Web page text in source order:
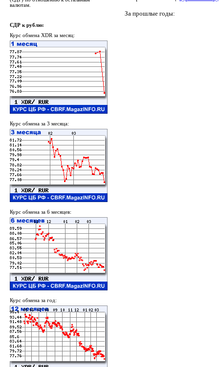
валютам.
За прошлые годы:
СДР к рублю:
Курс обмена XDR за месяц:
Курс обмена за 3 месяца:
Курс обмена за 6 месяцев:
Курс обмена за год: